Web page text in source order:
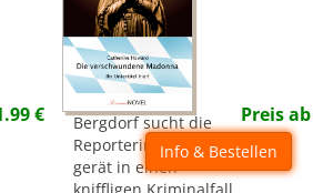
€
Bergdorf sucht die
Reporterin Ruhe  und
gerät in einen
kniffligen Kriminalfall.
Preis ab
Info & Bestellen